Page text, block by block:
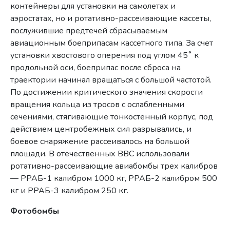
контейнеры для установки на самолетах и
аэростатах, но и ротативно-рассеивающие кассеты,
послужившие предтечей сбрасываемым
авиационным боеприпасам кассетного типа. За счет
установки хвостового оперения под углом 45˚ к
продольной оси, боеприпас после сброса на
траектории начинал вращаться с большой частотой.
По достижении критического значения скорости
вращения кольца из тросов с ослабленными
сечениями, стягивающие тонкостенный корпус, под
действием центробежных сил разрывались, и
боевое снаряжение рассеивалось на большой
площади. В отечественных ВВС использовали
ротативно-рассеивающие авиабомбы трех калибров
— РРАБ-1 калибром 1000 кг, РРАБ-2 калибром 500
кг и РРАБ-3 калибром 250 кг.
Фотобомбы